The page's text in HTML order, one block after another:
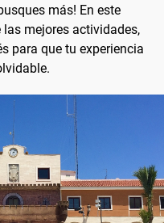
más! En este
mejores actividades,
para que tu experiencia